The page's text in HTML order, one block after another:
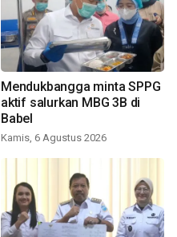
Mendukbangga minta SPPG
aktif salurkan MBG 3B di
Babel
Kamis, 6 Agustus 2026